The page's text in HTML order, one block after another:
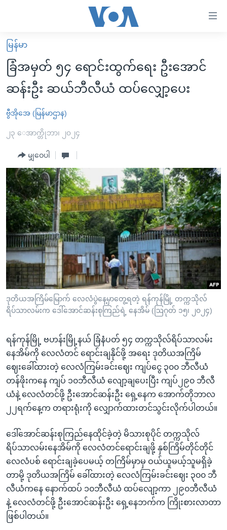
လွယ်ကူ
စေ
သည့်
များ
ပင်မ
ကျော်
ကြည့်
ရန်
ပင်မ
အ
ညွန်း
စာမျက်နှာ
သို့
ကျော်
ကြည့်
ရန်
ရန်
နေရာ
သို့
ကျော်
ရန်
မူလစာမျက်နှာ
မြန်မာ
ကမ္ဘာ့သတင်းများ
နိုင်ငံတကာ
အစ္စရေး-ပါလက်စတိုင်း
ဗွီဒီယို
အင်္ဂလိပ်စာလေ့လာမယ်
အမေရိကန်သုံးအီဒီယံ
မကြေးမုံရဲ့ အင်္ဂလိပ်စာ
ရုပ်ရှင်ထဲက အင်္ဂလိပ်စာ
သုတပဒေသာ အင်္ဂလိပ်စာ
အပတ်စဉ်ကဏ္ဍများ
ရေဒီယို
တီဗွီ
ရေဒီယိုနှင့်ရုပ်သံ အချက်အလက်များ
ရေဒီယို/တီဗွီအစီအစဉ်
Learning English
ဗွီအိုအေ လူမှုကွန်ယက်များ
မြန်မာ
ခြံအမှတ် ၅၄ ရောင်းထွက်ရေး ဦးအောင်
ဆန်းဦး ဆယ်ဘီလီယံ ထပ်လျှော့ပေး
ဗွီအိုအေ (မြန်မာဌာန)
၂၃ ေအာက္တိုဘာ၊ ၂၀၂၄
မျှဝေပါ
ဒုတိယအကြိမ်မြောက် လေလံပွဲနေ့မှာတွေ့ရတဲ့ ရန်ကုန်မြို့ တက္ကသိုလ်
ရိပ်သာလမ်းက ဒေါ်အောင်ဆန်းစုကြည်ရဲ့ နေအိမ် (ဩဂုတ် ၁၅၊ ၂၀၂၄)
ရန်ကုန်မြို့ ဗဟန်းမြို့နယ် ခြံနံပတ် ၅၄ တက္ကသိုလ်ရိပ်သာလမ်း
နေအိမ်ကို လေလံတင် ရောင်းချနိုင်ဖို့ အရေး ဒုတိယအကြိမ်
ဈေးခေါ်ထားတဲ့ လေလံကြမ်းခင်းဈေး ကျပ်ငွေ ၃၀၀ ဘီလီယံ
တန်ဖိုးကနေ ကျပ် ၁၀ဘီလီယံ လျော့ချပေးပြီး ကျပ်၂၉၀ ဘီလီ
ယံနဲ့ လေလံတင်ဖို့ ဦးအောင်ဆန်းဦး ရှေ့နေက အောက်တိုဘာလ
၂၂ရက်နေ့က တရားရုံးကို လျှောက်ထားတင်သွင်းလိုက်ပါတယ်။
ဒေါ်အောင်ဆန်းစုကြည်နေထိုင်ခဲ့တဲ့ မိသားစုပိုင် တက္ကသိုလ်
ရိပ်သာလမ်းနေအိမ်ကို လေလံတင်ရောင်းချဖို့ နှစ်ကြိမ်တိုင်တိုင်
လေလံပစ် ရောင်းချခဲ့ပေမယ့် တကြိမ်မှာမှ ဝယ်ယူမယ့်သူမရှိခဲ့
တာမို့ ဒုတိယအကြိမ် ခေါ်ထားတဲ့ လေလံကြမ်းခင်းဈေး ၃၀၀ ဘီ
လီယံကနေ နောက်ထပ် ၁၀ဘီလီယံ ထပ်လျော့ကာ ၂၉၀ဘီလီယံ
နဲ့ လေလံတင်ဖို့ ဦးအောင်ဆန်းဦး ရှေ့နေဘက်က ကြိုးစားလာတာ
ဖြစ်ပါတယ်။